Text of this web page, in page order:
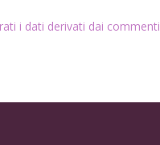
i dati derivati dai commenti